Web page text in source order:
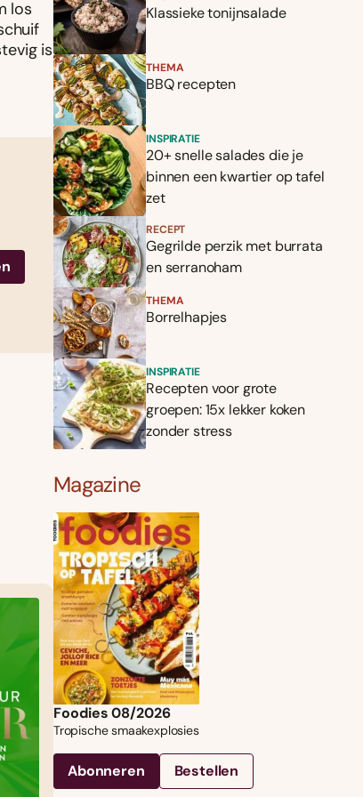
los
is
Klassieke tonijnsalade
THEMA
BBQ recepten
INSPIRATIE
20+ snelle salades die je
binnen een kwartier op tafel
zet
RECEPT
Gegrilde perzik met burrata
en serranoham
THEMA
Borrelhapjes
INSPIRATIE
Recepten voor grote
groepen: 15x lekker koken
zonder stress
Magazine
Foodies 08/2026
Tropische smaakexplosies
Abonneren Bestellen